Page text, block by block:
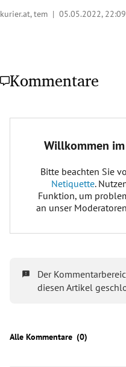
kurier.at, tem | 05.05.2022, 22:09
Kommentare